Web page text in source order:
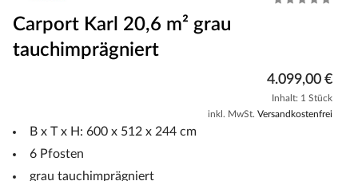
Carport Karl 20,6 m² grau
tauchimprägniert
4.099,00 €
Inhalt: 1 Stück
inkl. MwSt. Versandkostenfrei
B x T x H: 600 x 512 x 244 cm
6 Pfosten
grau tauchimprägniert